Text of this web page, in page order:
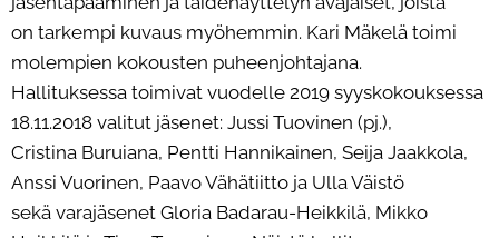
on tarkempi kuvaus myöhemmin. Kari Mäkelä toimi
molempien kokousten puheenjohtajana.
Hallituksessa toimivat vuodelle 2019 syyskokouksessa
18.11.2018 valitut jäsenet: Jussi Tuovinen (pj.),
Cristina Buruiana, Pentti Hannikainen, Seija Jaakkola,
Anssi Vuorinen, Paavo Vähätiitto ja Ulla Väistö
sekä varajäsenet Gloria Badarau-Heikkilä, Mikko